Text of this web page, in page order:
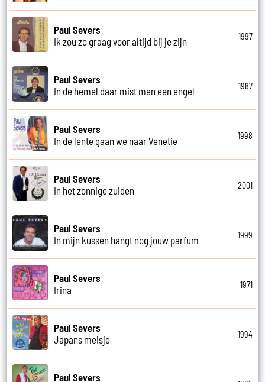
Paul Severs
Ik zou zo graag voor altijd bij je zijn
1997
Paul Severs
In de hemel daar mist men een engel
1987
Paul Severs
In de lente gaan we naar Venetie
1998
Paul Severs
In het zonnige zuiden
2001
Paul Severs
In mijn kussen hangt nog jouw parfum
1999
Paul Severs
Irina
1971
Paul Severs
Japans meisje
1994
Paul Severs